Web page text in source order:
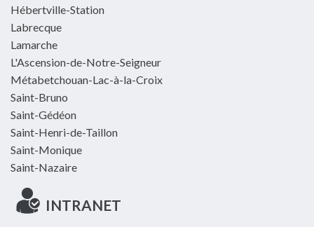
Hébertville-Station
Labrecque
Lamarche
L'Ascension-de-Notre-Seigneur
Métabetchouan-Lac-à-la-Croix
Saint-Bruno
Saint-Gédéon
Saint-Henri-de-Taillon
Saint-Monique
Saint-Nazaire
INTRANET